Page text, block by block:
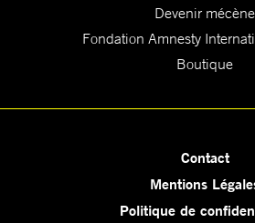
Devenir mécène
Fondation Amnesty
Boutique
Contact
Mentions
Politique de